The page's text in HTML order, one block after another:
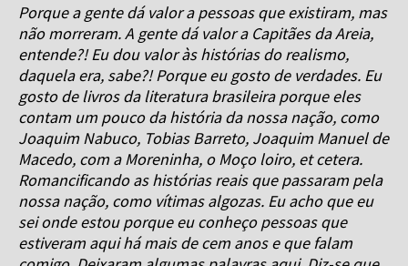
Porque a gente dá valor a pessoas que existiram, mas
não morreram. A gente dá valor a Capitães da Areia,
entende?! Eu dou valor às histórias do realismo,
daquela era, sabe?! Porque eu gosto de verdades. Eu
gosto de livros da literatura brasileira porque eles
contam um pouco da história da nossa nação, como
Joaquim Nabuco, Tobias Barreto, Joaquim Manuel de
Macedo, com a Moreninha, o Moço loiro, et cetera.
Romancificando as histórias reais que passaram pela
nossa nação, como vítimas algozas. Eu acho que eu
sei onde estou porque eu conheço pessoas que
estiveram aqui há mais de cem anos e que falam